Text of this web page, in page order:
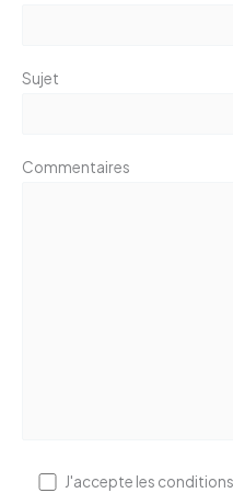
Sujet
Commentaires
J'accepte les